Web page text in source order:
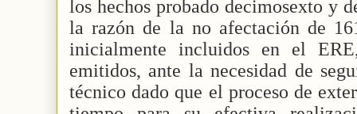
los hechos probado decimosexto y
la razón de la no afectación de
inicialmente incluidos en el
emitidos, ante la necesidad de
técnico dado que el proceso de